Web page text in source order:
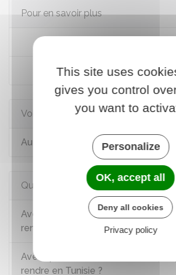
Pour en savoir plus
Conditions d'entrée et de
Formalités du visa pour
Voir aussi
Autorisation de sortie du territoire
Questions ? Réponses !
Avec quels documents un Français
rendre au Maroc ?
Avec quels documents un Français
rendre en Tunisie ?
This site uses
gives you control
you want to
Personalize
OK, accept all
Deny all cookies
Privacy policy